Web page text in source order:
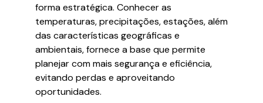
forma estratégica. Conhecer as
temperaturas, precipitações, estações, além
das características geográficas e
ambientais, fornece a base que permite
planejar com mais segurança e eficiência,
evitando perdas e aproveitando
oportunidades.